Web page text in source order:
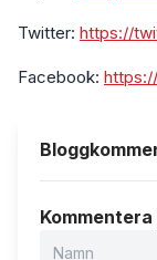
Twitter: https://
Facebook: